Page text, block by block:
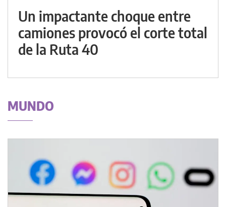
Un impactante choque entre
camiones provocó el corte total
de la Ruta 40
MUNDO